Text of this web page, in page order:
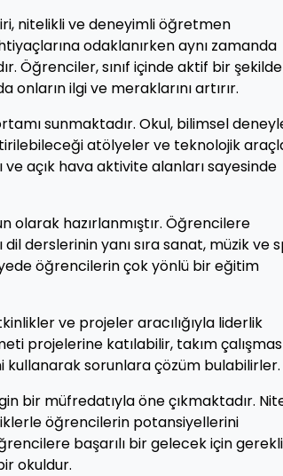
nitelikli ve deneyimli öğretmen
odaklanırken aynı zamanda
Öğrenciler, sınıf içinde aktif bir şekilde
ilgi ve meraklarını artırır.
sunmaktadır. Okul, bilimsel
atölyeler ve teknolojik
ve açık hava aktivite alanları sayesinde
olarak hazırlanmıştır. Öğrencilere
derslerinin yanı sıra sanat, müzik ve
öğrencilerin çok yönlü bir eğitim
ve projeler aracılığıyla liderlik
projelerine katılabilir, takım
kullanarak sorunlara çözüm bulabilirler.
bir müfredatıyla öne çıkmaktadır.
öğrencilerin potansiyellerini
başarılı bir gelecek için gerekli
okuldur.